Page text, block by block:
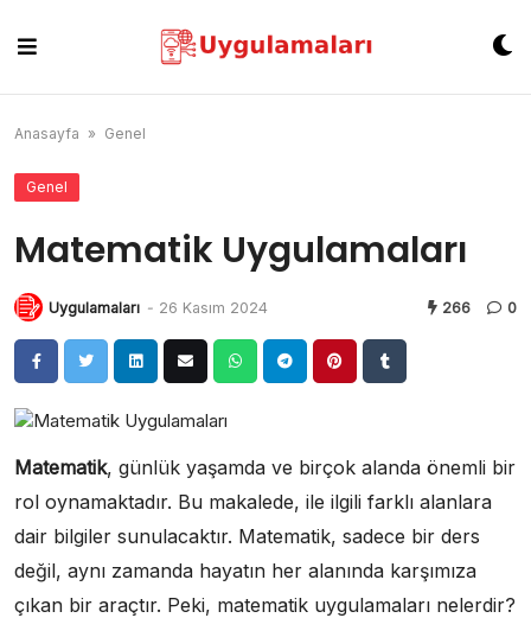
content
Anasayfa » Genel
Genel
Matematik Uygulamaları
Uygulamaları - 26 Kasım 2024 266 0
Matematik, günlük yaşamda ve birçok alanda önemli bir
rol oynamaktadır. Bu makalede, ile ilgili farklı alanlara
dair bilgiler sunulacaktır. Matematik, sadece bir ders
değil, aynı zamanda hayatın her alanında karşımıza
çıkan bir araçtır. Peki, matematik uygulamaları nelerdir?